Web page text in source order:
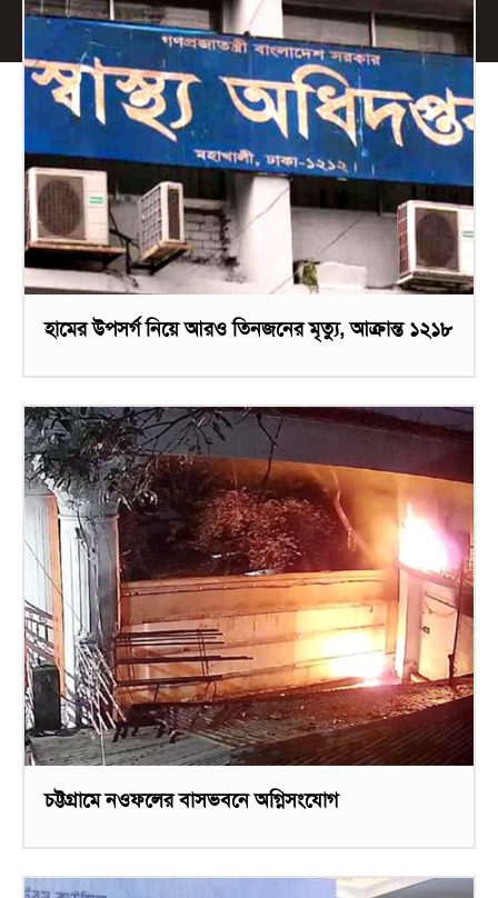
হামের উপসর্গ নিয়ে আরও তিনজনের মৃত্যু, আক্রান্ত ১২১৮
চট্টগ্রামে নওফলের বাসভবনে অগ্নিসংযোগ